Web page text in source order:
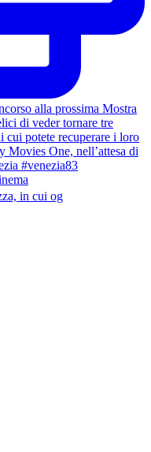
in cui og